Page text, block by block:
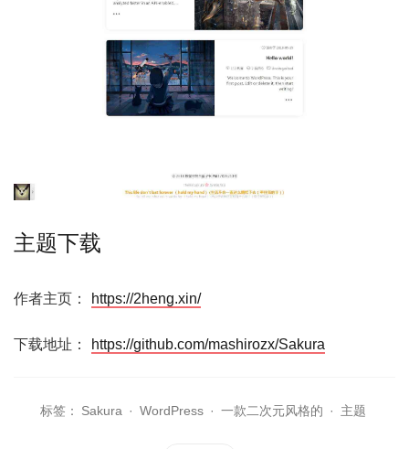
主题下载
作者主页： https://2heng.xin/
下载地址： https://github.com/mashirozx/Sakura
标签： Sakura · WordPress · 一款二次元风格的 · 主题